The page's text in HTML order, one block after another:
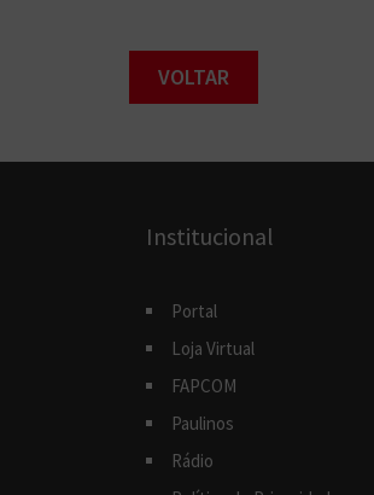
VOLTAR
Institucional
Portal
Loja Virtual
FAPCOM
Paulinos
Rádio